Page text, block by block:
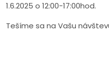
1.6.2025 o 12:00-17:00hod.
Tešíme sa na Vašu